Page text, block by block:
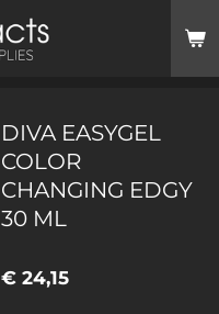
DIVA EASYGEL
COLOR
CHANGING EDGY
30 ML
€ 24,15